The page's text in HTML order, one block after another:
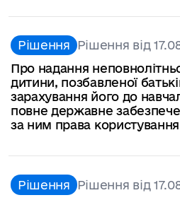
Рішення Рішення від
Про надання
дитини, позбавленої
зарахування його до
повне державне
за ним права
Рішення Рішення від